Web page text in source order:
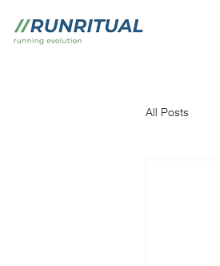
All Posts